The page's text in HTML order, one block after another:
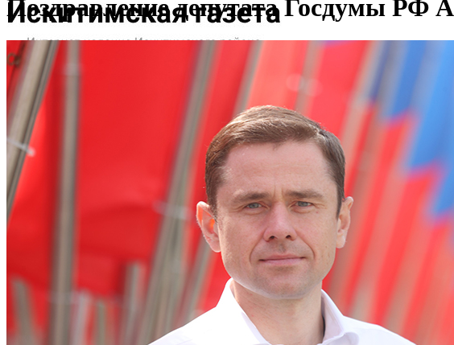
Поздравление депутата Госдумы РФ